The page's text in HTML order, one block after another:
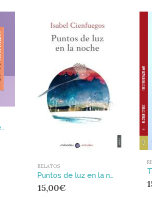
Última Hora : Los cuentos de Carne Cruda
RELATOS
Puntos de luz en la noche
15,00€